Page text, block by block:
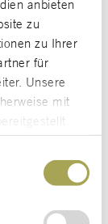
anbieten
zu
zu Ihrer
für
Unsere
mit
der Dienste